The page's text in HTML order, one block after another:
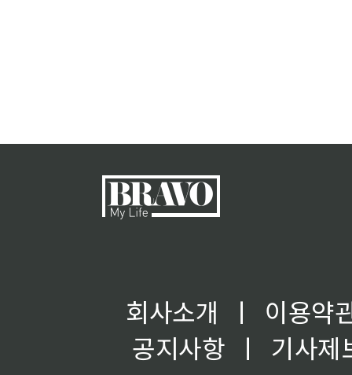
회사소개 ㅣ
이용약
공지사항
ㅣ
기사제